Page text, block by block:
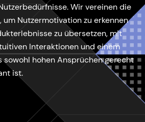
Wir vereinen die
um Nutzermotivation zu erkennen
zu übersetzen, mit
Interaktionen und einem
sowohl hohen Ansprüchen gerecht
ist.